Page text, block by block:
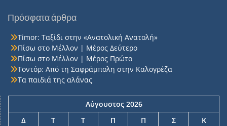
Πρόσφατα άρθρα
Timor: Ταξίδι στην «Ανατολική Ανατολή»
Πίσω στο Μέλλον | Μέρος Δεύτερο
Πίσω στο Μέλλον | Μέρος Πρώτο
Τοντόρ: Από τη Σαφράμπολη στην Καλογρέζα
Τα παιδιά της αλάνας
Αύγουστος 2026
Δ
Τ Τ Π Π Σ
Κ